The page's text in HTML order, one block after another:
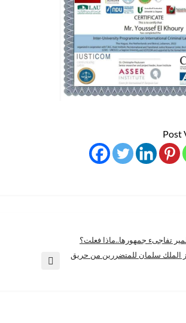
Post
تفاجىء جمهورها..ماذا فعلت؟
سلمان للمتضررين من حريق